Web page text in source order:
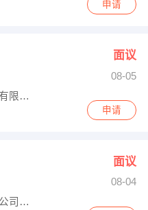
申请
面议
08-05
瑞金市柒玖柒房地产经纪有限公司
申请
面议
08-04
福州市紫色花语服饰有限公司瑞金店